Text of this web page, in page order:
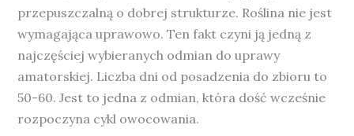
przepuszczalną o dobrej strukturze. Roślina nie jest
wymagająca uprawowo. Ten fakt czyni ją jedną z
najczęściej wybieranych odmian do uprawy
amatorskiej. Liczba dni od posadzenia do zbioru to
50-60. Jest to jedna z odmian, która dość wcześnie
rozpoczyna cykl owocowania.